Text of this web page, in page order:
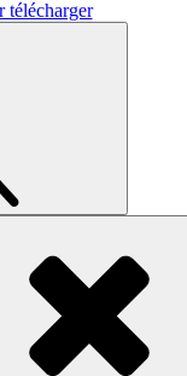
télécharger